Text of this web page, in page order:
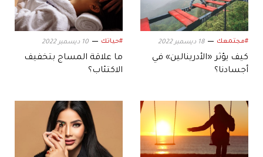
#مجتمعك 18 ديسمبر 2022
كيف يؤثر «الأدرينالين» في
أجسادنا؟
#حياتك 10 ديسمبر 2022
ما علاقة المساج بتخفيف
الاكتئاب؟